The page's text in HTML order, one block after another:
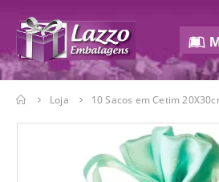
Loja 10 Sacos em Cetim